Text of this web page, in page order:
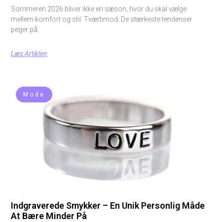
Sommeren 2026 bliver ikke en sæson, hvor du skal vælge
mellem komfort og stil. Tværtimod. De stærkeste tendenser
peger på
Læs Artiklen
Mode
Indgraverede Smykker – En Unik Personlig Måde
At Bære Minder På